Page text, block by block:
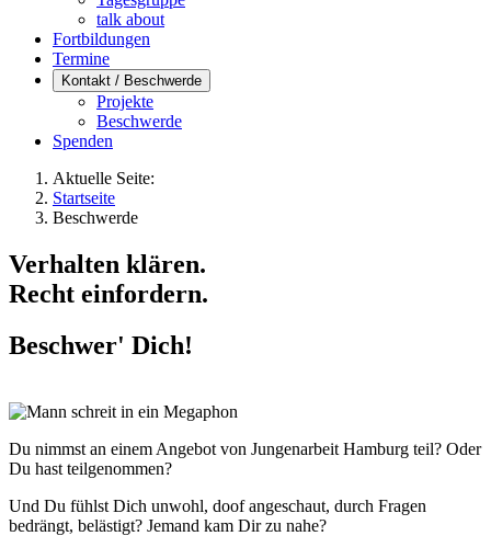
talk about
Fortbildungen
Termine
Kontakt / Beschwerde
Projekte
Beschwerde
Spenden
Aktuelle Seite:
Startseite
Beschwerde
Verhalten klären.
Recht einfordern.
Beschwer' Dich!
Du nimmst an einem Angebot von Jungenarbeit Hamburg teil? Oder
Du hast teilgenommen?
Und Du fühlst Dich unwohl, doof angeschaut, durch Fragen
bedrängt, belästigt? Jemand kam Dir zu nahe?